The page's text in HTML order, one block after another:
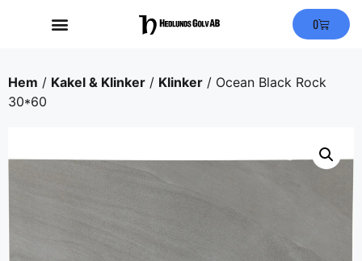
0
Hem / Kakel & Klinker / Klinker / Ocean Black Rock
30*60